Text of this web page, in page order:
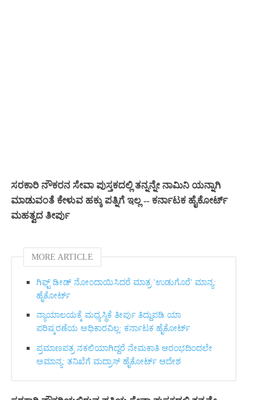
ಸರಕಾರಿ ನೌಕರನ ಸೇವಾ ಪುಸ್ತಕದಲ್ಲಿ ತನ್ನನ್ನೇ ನಾಮಿನಿ ಯನ್ನಾಗಿ
ಮಾಡುವಂತೆ ಕೇಳುವ ಹಕ್ಕು ಪತ್ನಿಗೆ ಇಲ್ಲ -- ಕರ್ನಾಟಕ ಹೈಕೋರ್ಟ್
ಮಹತ್ವದ ತೀರ್ಪು
MORE ARTICLE
ಗಿಫ್ಟ್‌ ಡೀಡ್ ನೋಂದಾಯಿಸಿದರೆ ಮಾತ್ರ 'ಉಡುಗೊರೆ' ಮಾನ್ಯ:
ಹೈಕೋರ್ಟ್‌
ನ್ಯಾಯಾಲಯಕ್ಕೆ ಮಧ್ಯಸ್ಥಿಕೆ ತೀರ್ಪು ತಿದ್ದುಪಡಿ ಯಾ
ಪರಿಷ್ಕರಣೆಯ ಅಧಿಕಾರವಿಲ್ಲ: ಕರ್ನಾಟಕ ಹೈಕೋರ್ಟ್‌
ಪ್ರಮಾಣಪತ್ರ ನಕಲಿಯಾಗಿದ್ದರೆ ನೇಮಕಾತಿ ಆರಂಭದಿಂದಲೇ
ಅಮಾನ್ಯ: ತನಿಖೆಗೆ ಮದ್ರಾಸ್ ಹೈಕೋರ್ಟ್ ಆದೇಶ